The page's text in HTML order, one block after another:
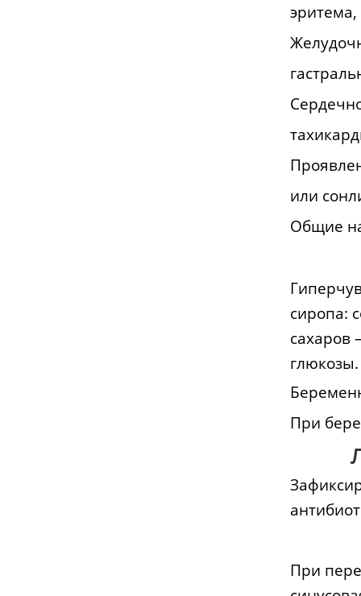
или
Общие
сиропа:
сахаров
При
При